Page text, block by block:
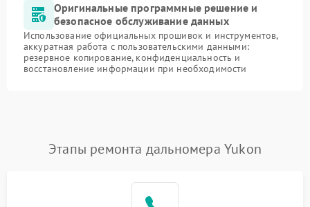
Оригинальные программные решение и
безопасное обслуживание данных
Использование официальных прошивок и инструментов,
аккуратная работа с пользовательскими данными:
резервное копирование, конфиденциальность и
восстановление информации при необходимости
Этапы ремонта дальномера Yukon